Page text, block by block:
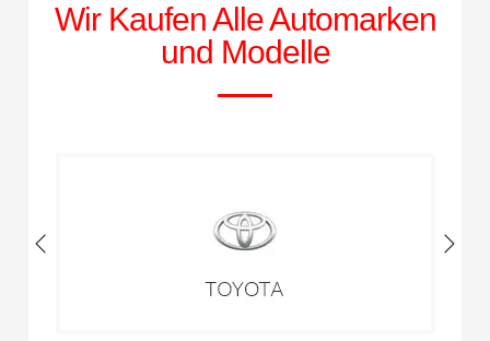
Wir Kaufen Alle Automarken
und Modelle